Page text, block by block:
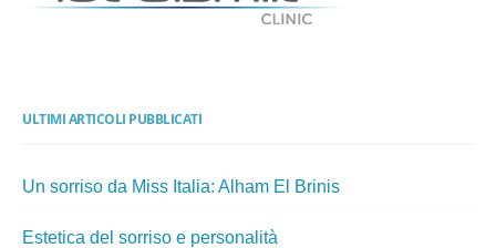
ULTIMI ARTICOLI PUBBLICATI
Un sorriso da Miss Italia: Alham El Brinis
Estetica del sorriso e personalità